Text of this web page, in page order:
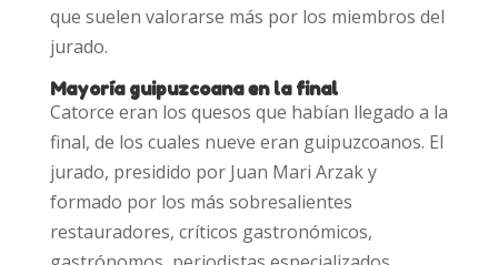
que suelen valorarse más por los miembros del
jurado.
Mayoría guipuzcoana en la final
Catorce eran los quesos que habían llegado a la
final, de los cuales nueve eran guipuzcoanos. El
jurado, presidido por Juan Mari Arzak y
formado por los más sobresalientes
restauradores, críticos gastronómicos,